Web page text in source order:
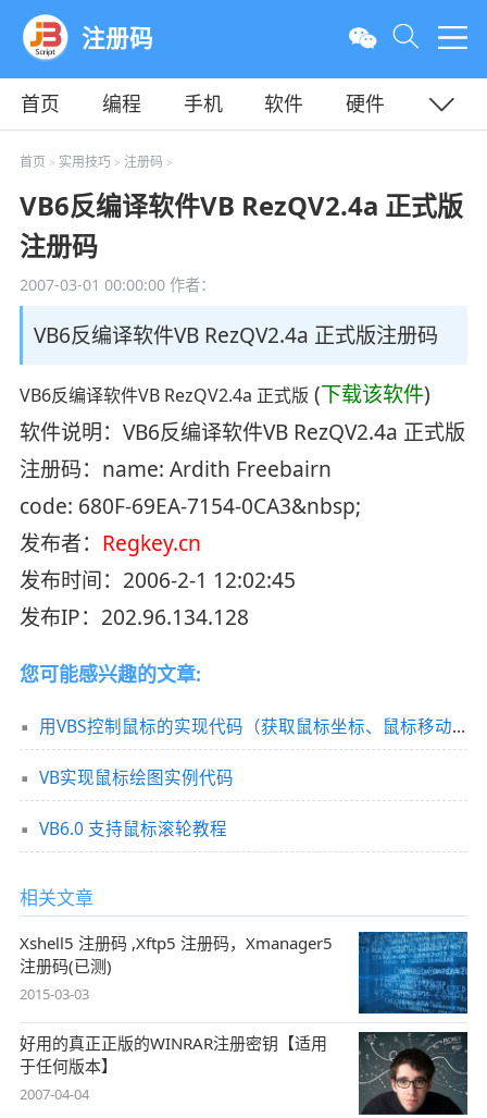
注册码
首页 编程 手机 软件
硬件
教程
平面
首页 > 实用技巧 > 注册码 >
VB6反编译软件VB RezQV2.4a 正式版
注册码
2007-03-01 00:00:00作者：
VB6反编译软件VB RezQV2.4a 正式版注册码
VB6反编译软件VB RezQV2.4a 正式版 (下载该软件)
软件说明：VB6反编译软件VB RezQV2.4a 正式版
注册码：name: Ardith Freebairn
code: 680F-69EA-7154-0CA3&nbsp;
发布者： Regkey.cn
发布时间：2006-2-1 12:02:45
发布IP：202.96.134.128
您可能感兴趣的文章:
用VBS控制鼠标的实现代码（获取鼠标坐标、鼠标移动、鼠标单击、鼠标双击、鼠标右击）
VB实现鼠标绘图实例代码
VB6.0 支持鼠标滚轮教程
相关文章
Xshell5 注册码 ,Xftp5 注册码，Xmanager5
注册码(已测)
2015-03-03
好用的真正正版的WINRAR注册密钥【适用
于任何版本】
2007-04-04